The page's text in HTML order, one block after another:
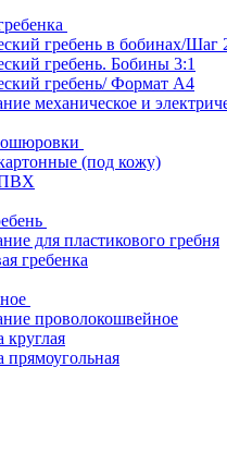
гребень в бобинах/Шаг
гребень. Бобины 3:1
гребень/ Формат А4
механическое и
(под кожу)
для пластикового гребня
гребенка
проволокошвейное
круглая
прямоугольная